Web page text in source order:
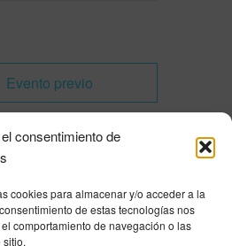
consentimiento de
cookies para almacenar y/o acceder a la
de estas tecnologías nos
comportamiento de navegación o las
Evento previo
siguiente
Modern Events Calendar
|Política de cookies|DNSH|Trabaja con